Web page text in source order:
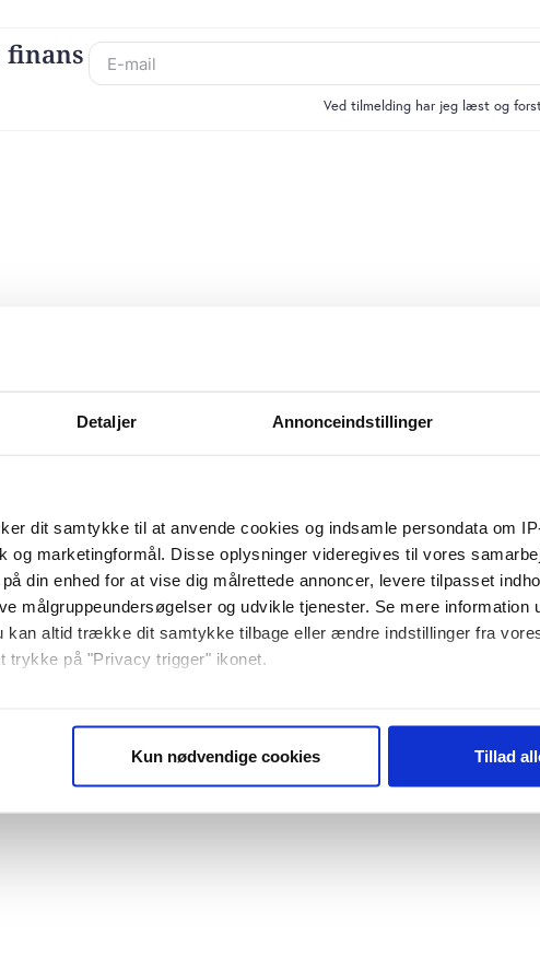
Detaljer Annonceindstillinger
dit samtykke til at anvende cookies og indsamle persondata om
og marketingformål. Disse oplysninger videregives til vores
din enhed for at vise dig målrettede annoncer, levere tilpasset
målgruppeundersøgelser og udvikle tjenester. Se mere information
kan altid trække dit samtykke tilbage eller ændre indstillinger fra
trykke på "Privacy trigger" ikonet.
på en scanning af dens unikke karakteristika (fingerprinting)
Kun nødvendige cookies Tillad
finans
Ved tilmelding har jeg læst og